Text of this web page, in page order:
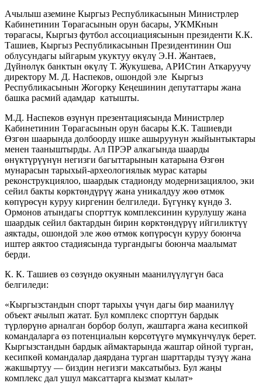
Ачылыш аземине Кыргыз Республикасынын Министрлер
Кабинетинин Төрагасынын орун басары, УКМКнын
төрагасы, Кыргыз футбол ассоциациясынын президенти К.К.
Ташиев, Кыргыз Республикасынын Президентинин Ош
облусундагы ыйгарым укуктуу өкүлү Э.Н. Жантаев,
Дүйнөлүк банктын өкүлү Т. Жукушева, АРИСтин Аткаруучу
директору М. Д. Наспеков, ошондой эле Кыргыз
Республикасынын Жогорку Кеңешинин депутаттары жана
башка расмий адамдар катышты.
М.Д. Наспеков өзүнүн презентациясында Министрлер
Кабинетинин Төрагасынын орун басары К.К. Ташиевди
Өзгөн шаарында долбоорду ишке ашыруунун жыйынтыктары
менен тааныштырды. Ал ПРЭР алкагында шаарды
өнүктүрүүнүн негизги багыттарынын катарына Өзгөн
мунарасын тарыхый-археологиялык мурас катары
реконструкциялоо, шаардык стадионду модернизациялоо, эки
сейил бакты көрктөндүрүү жана уникалдуу жөө өтмөк
көпүрөсүн куруу киргенин белгиледи. Бүгүнкү күндө З.
Ормонов атындагы спорттук комплексинин курулушу жана
шаардык сейил бактардын бирин көрктөндүрүү ийгиликтүү
аяктады, ошондой эле жөө өтмөк көпүрөсүн куруу боюнча
иштер аяктоо стадиясында тургандыгы боюнча маалымат
берди.
К. К. Ташиев өз сөзүндө окуянын маанилүүлүгүн баса
белгиледи:
«Кыргызстандын спорт тарыхы үчүн дагы бир маанилүү
объект ачылып жатат. Бул комплекс спорттун бардык
түрлөрүнө арналган борбор болуп, жаштарга жана кесипкөй
командаларга өз потенциалын көрсөтүүгө мүмкүнчүлүк берет.
Кыргызстандын бардык аймактарында жаштар ойной турган,
кесипкөй командалар даярдана турган шарттарды түзүү жана
жакшыртуу — биздин негизги максатыбыз. Бул жаңы
комплекс дал ушул максаттарга кызмат кылат»